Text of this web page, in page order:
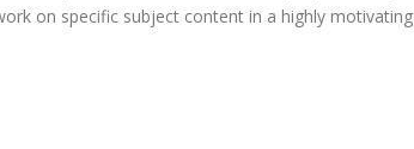
on specific subject content in a highly